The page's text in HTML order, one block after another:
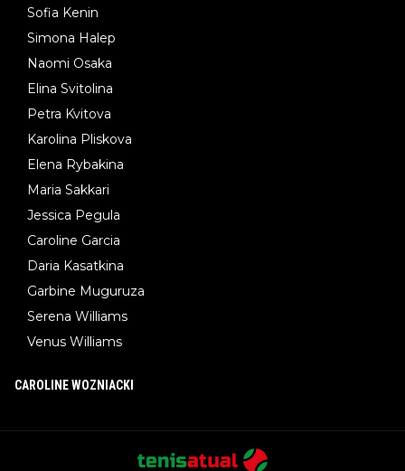
Sofia Kenin
Simona Halep
Naomi Osaka
Elina Svitolina
Petra Kvitova
Karolina Pliskova
Elena Rybakina
Maria Sakkari
Jessica Pegula
Caroline Garcia
Daria Kasatkina
Garbine Muguruza
Serena Williams
Venus Williams
CAROLINE WOZNIACKI